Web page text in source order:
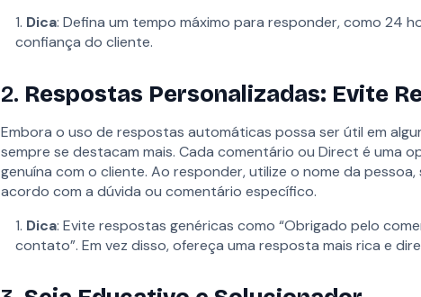
Dica: Defina um tempo máximo para responder, como 24
confiança do cliente.
2. Respostas Personalizadas: Evite
Embora o uso de respostas automáticas possa ser útil em
sempre se destacam mais. Cada comentário ou Direct é uma
genuína com o cliente. Ao responder, utilize o nome da
acordo com a dúvida ou comentário específico.
Dica: Evite respostas genéricas como “Obrigado pelo
contato”. Em vez disso, ofereça uma resposta mais rica e
CNPJ nº 56.174.319/0001-98 - Av. Brigadeiro Faria Lima,